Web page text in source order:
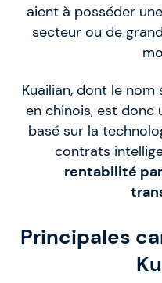
aient à posséder
secteur ou de
Kuailian, dont le nom
en chinois, est
basé sur la
contrats
rentabilité
Principales